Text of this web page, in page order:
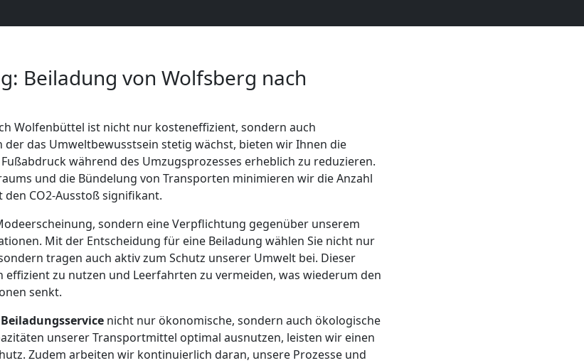
Beiladung von Wolfsberg nach
Wolfenbüttel ist nicht nur kosteneffizient, sondern auch
das Umweltbewusstsein stetig wächst, bieten wir Ihnen die
Fußabdruck während des Umzugsprozesses erheblich zu reduzieren.
und die Bündelung von Transporten minimieren wir die Anzahl
CO2-Ausstoß signifikant.
sondern eine Verpflichtung gegenüber unserem
Mit der Entscheidung für eine Beiladung wählen Sie nicht nur
tragen auch aktiv zum Schutz unserer Umwelt bei. Dieser
effizient zu nutzen und Leerfahrten zu vermeiden, was wiederum den
senkt.
Beiladungsservice nicht nur ökonomische, sondern auch ökologische
unserer Transportmittel optimal ausnutzen, leisten wir einen
Zudem arbeiten wir kontinuierlich daran, unsere Prozesse und